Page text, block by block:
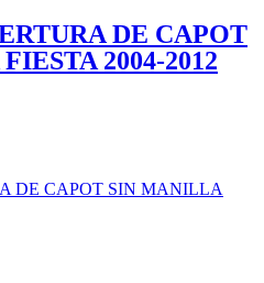
DE CAPOT
2004-2012
DE CAPOT SIN MANILLA